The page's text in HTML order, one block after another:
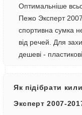
Оптимальніше
Пежо Эксперт
спортивна сумка
від речей. Для
дешеві -
Як підібрати
Эксперт 2007-